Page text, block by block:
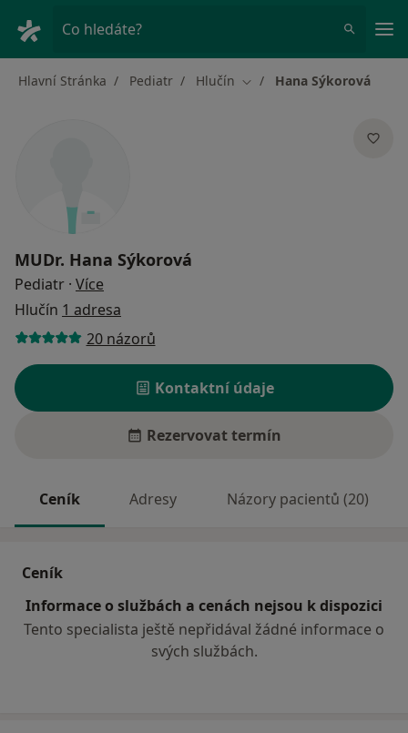
Co hledáte?
Hlavní Stránka Pediatr Hlučín Změna města
Hana Sýkorová
MUDr. Hana Sýkorová
Pediatr · Více
Hlučín 1 adresa
20 názorů
Kontaktní údaje
Rezervovat termín
Ceník Adresy Názory pacientů (20)
Ceník
Informace o službách a cenách nejsou k dispozici
Tento specialista ještě nepřidával žádné informace o
svých službách.